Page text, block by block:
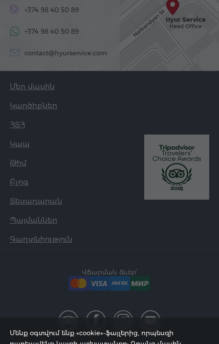
+374 98 40 50 89
+374 98 40 50 89
contact@hyurservice.com
Մեր մասին
Կարծիքներ
ՀՏՀ
Կապ
Թիմ
Բլոգ
Տեսադարան
Պայմաններ
Գաղտնիություն
Վճարման ձևեր՝
Մենք օգտվում ենք «cookie»-ֆայլերից, որպեսզի